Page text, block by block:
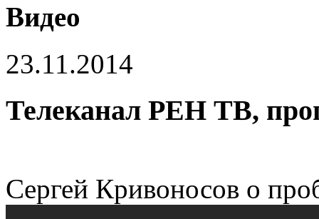
Видео
23.11.2014
Телеканал РЕН ТВ,
Сергей Кривоносов о